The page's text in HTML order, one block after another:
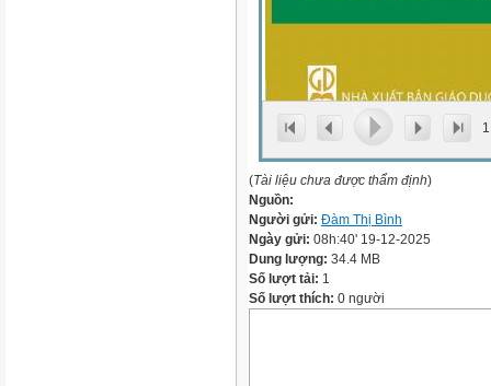
1
(Tài liệu chưa được thẩm định)
Nguồn:
Người gửi: Đàm Thị Bình
Ngày gửi: 08h:40' 19-12-2025
Dung lượng: 34.4 MB
Số lượt tải: 1
Số lượt thích: 0 người